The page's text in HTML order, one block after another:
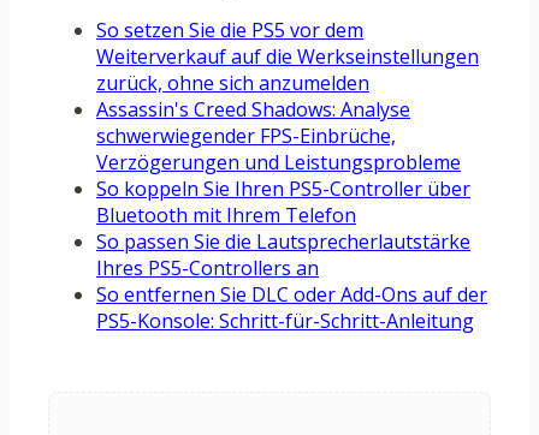
So setzen Sie die PS5 vor dem
Weiterverkauf auf die Werkseinstellungen
zurück, ohne sich anzumelden
Assassin's Creed Shadows: Analyse
schwerwiegender FPS-Einbrüche,
Verzögerungen und Leistungsprobleme
So koppeln Sie Ihren PS5-Controller über
Bluetooth mit Ihrem Telefon
So passen Sie die Lautsprecherlautstärke
Ihres PS5-Controllers an
So entfernen Sie DLC oder Add-Ons auf der
PS5-Konsole: Schritt-für-Schritt-Anleitung